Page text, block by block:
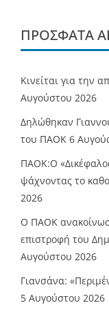
ΠΡΌΣΦΑΤΑ
Κινείται για την
Αυγούστου 2026
Δηλώθηκαν
του ΠΑΟΚ 6
ΠΑΟΚ:Ο
ψάχνοντας το
2026
Ο ΠΑΟΚ
επιστροφή του
Αυγούστου 2026
Γιανσάνα:
5 Αυγούστου 2026